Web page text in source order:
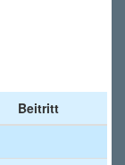
Beitritt